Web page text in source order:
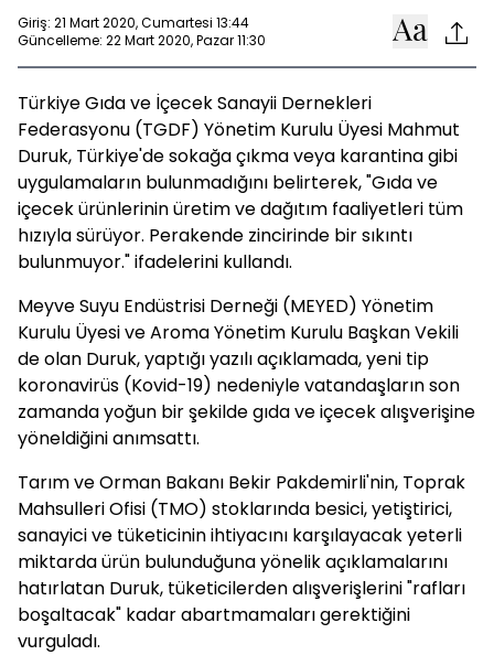
Giriş: 21 Mart 2020, Cumartesi 13:44
Güncelleme: 22 Mart 2020, Pazar 11:30
Türkiye Gıda ve İçecek Sanayii Dernekleri
Federasyonu (TGDF) Yönetim Kurulu Üyesi Mahmut
Duruk, Türkiye'de sokağa çıkma veya karantina gibi
uygulamaların bulunmadığını belirterek, "Gıda ve
içecek ürünlerinin üretim ve dağıtım faaliyetleri tüm
hızıyla sürüyor. Perakende zincirinde bir sıkıntı
bulunmuyor." ifadelerini kullandı.
Meyve Suyu Endüstrisi Derneği (MEYED) Yönetim
Kurulu Üyesi ve Aroma Yönetim Kurulu Başkan Vekili
de olan Duruk, yaptığı yazılı açıklamada, yeni tip
koronavirüs (Kovid-19) nedeniyle vatandaşların son
zamanda yoğun bir şekilde gıda ve içecek alışverişine
yöneldiğini anımsattı.
Tarım ve Orman Bakanı Bekir Pakdemirli'nin, Toprak
Mahsulleri Ofisi (TMO) stoklarında besici, yetiştirici,
sanayici ve tüketicinin ihtiyacını karşılayacak yeterli
miktarda ürün bulunduğuna yönelik açıklamalarını
hatırlatan Duruk, tüketicilerden alışverişlerini "rafları
boşaltacak" kadar abartmamaları gerektiğini
vurguladı.